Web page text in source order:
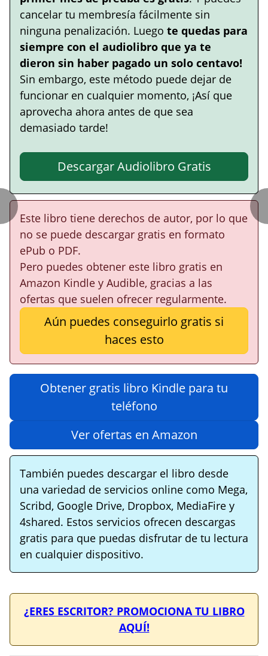
cancelar tu membresía fácilmente sin
ninguna penalización. Luego te quedas para
siempre con el audiolibro que ya te
dieron sin haber pagado un solo centavo!
Sin embargo, este método puede dejar de
funcionar en cualquier momento, ¡Así que
aprovecha ahora antes de que sea
demasiado tarde!
Descargar Audiolibro Gratis
Este libro tiene derechos de autor, por lo que
no se puede descargar gratis en formato
ePub o PDF.
Pero puedes obtener este libro gratis en
Amazon Kindle y Audible, gracias a las
ofertas que suelen ofrecer regularmente.
Aún puedes conseguirlo gratis si
haces esto
Obtener gratis libro Kindle para tu
teléfono
Ver ofertas en Amazon
También puedes descargar el libro desde
una variedad de servicios online como Mega,
Scribd, Google Drive, Dropbox, MediaFire y
4shared. Estos servicios ofrecen descargas
gratis para que puedas disfrutar de tu lectura
en cualquier dispositivo.
¿ERES ESCRITOR? PROMOCIONA TU LIBRO
AQUÍ!